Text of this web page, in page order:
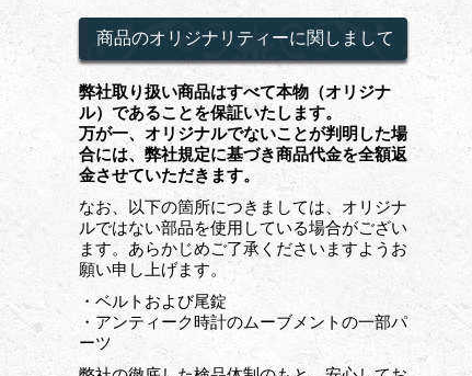
商品のオリジナリティーに関しまして
弊社取り扱い商品はすべて本物（オリジナ
ル）であることを保証いたします。
万が一、オリジナルでないことが判明した場
合には、弊社規定に基づき商品代金を全額返
金させていただきます。
なお、以下の箇所につきましては、オリジナ
ルではない部品を使用している場合がござい
ます。あらかじめご了承くださいますようお
願い申し上げます。
・ベルトおよび尾錠
・アンティーク時計のムーブメントの一部パ
ーツ